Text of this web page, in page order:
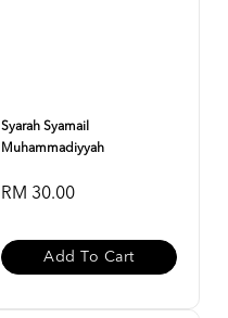
Syarah Syamail
Muhammadiyyah
RM 30.00
Add To Cart